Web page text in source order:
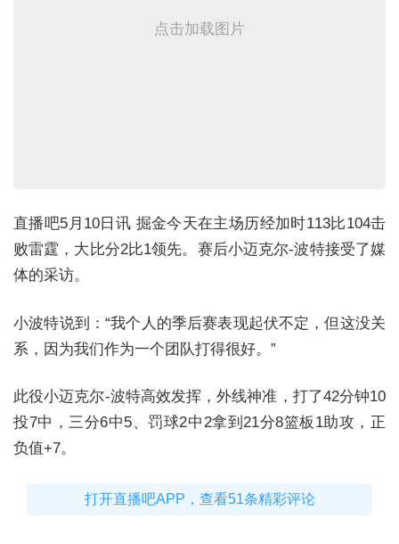
点击加载图片
直播吧5月10日讯 掘金今天在主场历经加时113比104击
败雷霆，大比分2比1领先。赛后小迈克尔-波特接受了媒
体的采访。
小波特说到：“我个人的季后赛表现起伏不定，但这没关
系，因为我们作为一个团队打得很好。”
此役小迈克尔-波特高效发挥，外线神准，打了42分钟10
投7中，三分6中5、罚球2中2拿到21分8篮板1助攻，正
负值+7。
打开直播吧APP，查看51条精彩评论